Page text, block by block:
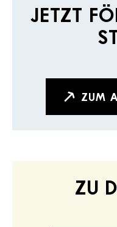
JETZT
ZUM
ZU